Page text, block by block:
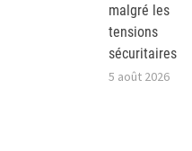
malgré les
tensions
sécuritaires
5 août 2026